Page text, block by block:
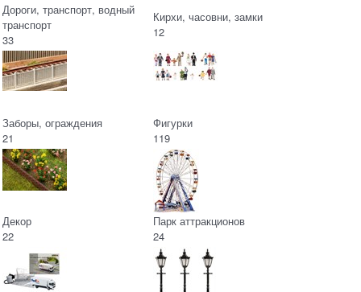
Дороги, транспорт, водный
транспорт
33
Кирхи, часовни, замки
12
Заборы, ограждения
21
Фигурки
119
Декор
22
Парк аттракционов
24